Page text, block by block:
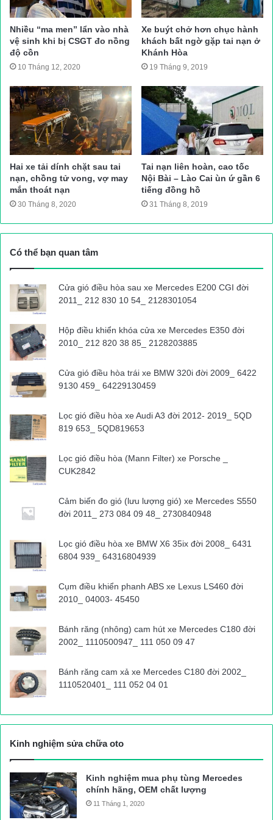
hiện trường, điều tiết giao thông, điều tra nguyên nhân vụ tai
nạn.
Thanh Hà (TH)
Nguồn bài viết:
tai nạn giao thông Tin tức 24h
Nhiều “ma men” lẩn vào nhà
vệ sinh khi bị CSGT đo nồng
độ cồn
10 Tháng 12, 2020
Xe buýt chở hơn chục hành
khách bất ngờ gặp tai nạn ở
Khánh Hòa
19 Tháng 9, 2019
Hai xe tải dính chặt sau tai
nạn, chồng tử vong, vợ may
mắn thoát nạn
30 Tháng 8, 2020
Tai nạn liên hoàn, cao tốc
Nội Bài – Lào Cai ùn ứ gần 6
tiếng đồng hồ
31 Tháng 8, 2019
Có thể bạn quan tâm
Cửa gió điều hòa sau xe Mercedes E200 CGI đời
2011_ 212 830 10 54_ 2128301054
Hộp điều khiển khóa cửa xe Mercedes E350 đời
2010_ 212 820 38 85_ 2128203885
Cửa gió điều hòa trái xe BMW 320i đời 2009_ 6422
9130 459_ 64229130459
Lọc gió điều hòa xe Audi A3 đời 2012- 2019_ 5QD
819 653_ 5QD819653
Lọc gió điều hòa (Mann Filter) xe Porsche _
CUK2842
Cảm biến đo gió (lưu lượng gió) xe Mercedes S550
đời 2011_ 273 084 09 48_ 2730840948
Lọc gió điều hòa xe BMW X6 35ix đời 2008_ 6431
6804 939_ 64316804939
Cụm điều khiển phanh ABS xe Lexus LS460 đời
2010_ 04003- 45450
Bánh răng (nhông) cam hút xe Mercedes C180 đời
2002_ 1110500947_ 111 050 09 47
Bánh răng cam xả xe Mercedes C180 đời 2002_
1110520401_ 111 052 04 01
Kinh nghiệm sửa chữa oto
Kinh nghiệm mua phụ tùng Mercedes
chính hãng, OEM chất lượng
11 Tháng 1, 2020